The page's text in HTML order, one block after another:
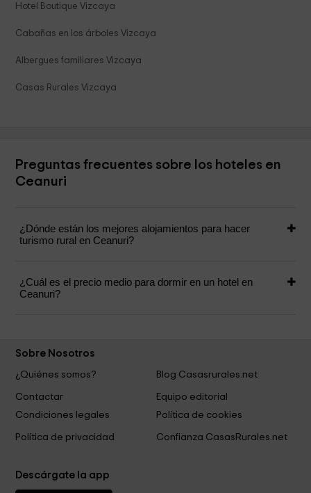
Hotel Boutique Vizcaya
Cabañas en los árboles Vizcaya
Albergues familiares Vizcaya
Casas Rurales Vizcaya
Preguntas frecuentes sobre los hoteles en
Ceanuri
¿Dónde están los mejores alojamientos para hacer
turismo rural en Ceanuri?
¿Cuál es el precio medio para dormir en un hotel en
Ceanuri?
Sobre Nosotros
¿Quiénes somos?
Blog Casasrurales.net
Contactar
Equipo editorial
Condiciones legales
Política de cookies
Política de privacidad Confianza CasasRurales.net
Descárgate la app